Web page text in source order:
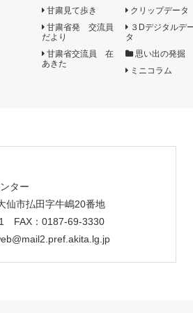
甘粛見て歩き
甘粛省発 交流員
だより
甘粛省交流員 在
あきた
クリップデータ
３Dデジタルデ
タ
思い出の発掘
ミニコラム
ター
仙市払田字牛嶋20番地
FAX：0187-69-3330